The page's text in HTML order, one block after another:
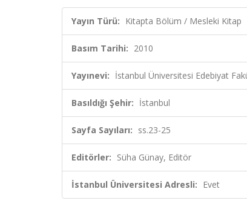
Yayın Türü: Kitapta Bölüm / Mesleki Kitap
Basım Tarihi: 2010
Yayınevi: İstanbul Üniversitesi Edebiyat
Basıldığı Şehir: İstanbul
Sayfa Sayıları: ss.23-25
Editörler: Süha Günay, Editör
İstanbul Üniversitesi Adresli: Evet